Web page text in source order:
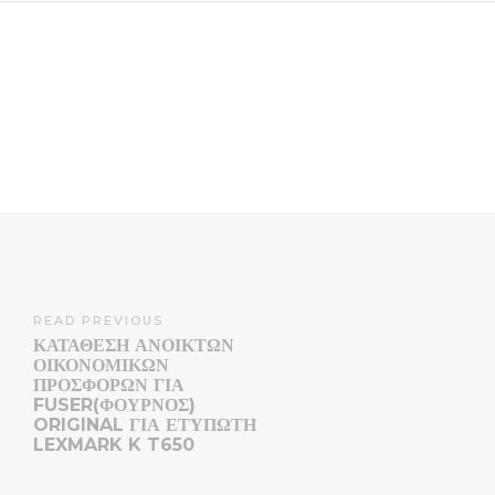
READ PREVIOUS
ΚΑΤΑΘΕΣΗ ΑΝΟΙΚΤΩΝ
ΟΙΚΟΝΟΜΙΚΩΝ
ΠΡΟΣΦΟΡΩΝ ΓΙΑ
FUSER(ΦΟΥΡΝΟΣ)
ORIGINAL ΓΙΑ ΕΤΥΠΩΤΗ
LEXMARK K T650